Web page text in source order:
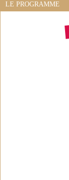
LE PROGRAMME